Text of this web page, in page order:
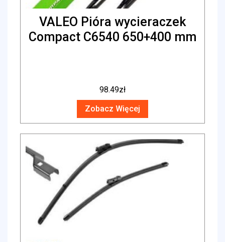
VALEO Pióra wycieraczek
Compact C6540 650+400 mm
98.49zł
Zobacz Więcej